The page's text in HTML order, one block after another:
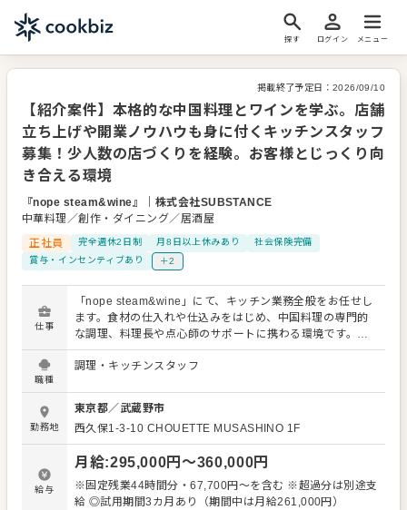
探す ログイン メニュー
掲載終了予定日： 2026/09/10
【紹介案件】本格的な中国料理とワインを学ぶ。店舗
立ち上げや開業ノウハウも身に付くキッチンスタッフ
募集！少人数の店づくりを経験。お客様とじっくり向
き合える環境
『nope steam&wine』
株式会社SUBSTANCE
中華料理／創作・ダイニング／居酒屋
正社員
完全週休2日制 月8日以上休みあり
社会保険完備
賞与・インセンティブあり
＋2
仕事
「nope steam&wine」にて、キッチン業務全般をお任せし
ます。食材の仕入れや仕込みをはじめ、中国料理の専門的
な調理、料理長や点心師のサポートに携わる環境です。
日々の業務を通じて、ワインを中心としたドリンクや食器
の知識、一流のテーブルマナーが自然と身に付きます。 現
ル・キッチンの垣根を越えて活躍中。お客様一人ひとりと
じっくり向き合いながら、料理やお店の世界観づくりを楽
しんでいます。若手が集う発展途上のチームだからこそ、
中核メンバーとしてお店を育てる手応えを味わえるのが魅
力です。将来の独立に役立つ出店開業のノウハウが学べる
ほか、既存店への店舗間移動という選択肢もあり、キャリ
アの可能性を広げられます。 ＜おすすめポイント＞ 中国料
職種
調理・キッチンスタッフ
勤務地
東京都／ 武蔵野市
西久保1-3-10 CHOUETTE MUSASHINO 1F
給与
月給:295,000円〜360,000円
※固定残業44時間分・67,700円～を含む ※超過分は別途支
給 ◎試用期間3カ月あり（期間中は月給261,000円）